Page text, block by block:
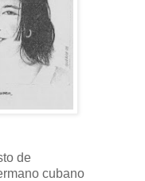
de
cubano